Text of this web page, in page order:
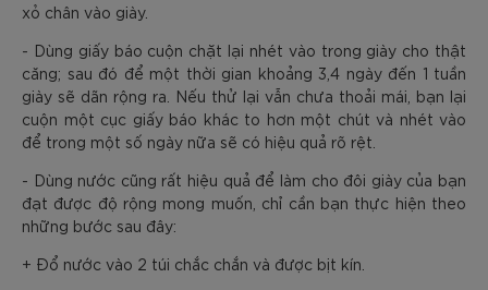
xỏ chân vào giày.
- Dùng giấy báo cuộn chặt lại nhét vào trong giày cho thật
căng; sau đó để một thời gian khoảng 3,4 ngày đến 1 tuần
giày sẽ dãn rộng ra. Nếu thử lại vẫn chưa thoải mái, bạn lại
cuộn một cục giấy báo khác to hơn một chút và nhét vào
để trong một số ngày nữa sẽ có hiệu quả rõ rệt.
- Dùng nước cũng rất hiệu quả để làm cho đôi giày của bạn
đạt được độ rộng mong muốn, chỉ cần bạn thực hiện theo
những bước sau đây:
+ Đổ nước vào 2 túi chắc chắn và được bịt kín.